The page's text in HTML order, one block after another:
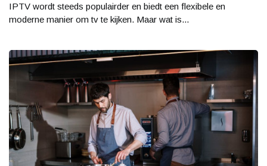
IPTV wordt steeds populairder en biedt een flexibele en
moderne manier om tv te kijken. Maar wat is...